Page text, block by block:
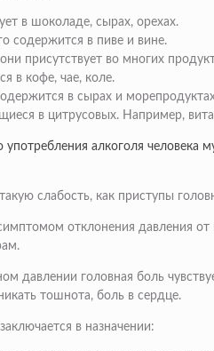
в шоколаде, сырах, орехах.
содержится в пиве и вине.
присутствует во многих
в кофе, чае, коле.
в сырах и
в цитрусовых. Например,
употребления алкоголя
слабость, как приступы
симптомом отклонения давления
давлении головная боль
тошнота, боль в сердце.
в назначении: